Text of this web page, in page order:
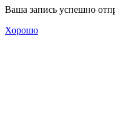
Ваша запись успешно
Хорошо